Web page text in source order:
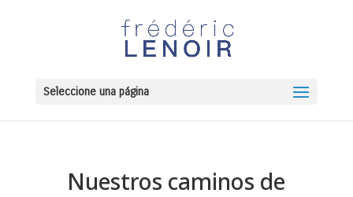
Seleccione una página
Nuestros caminos de